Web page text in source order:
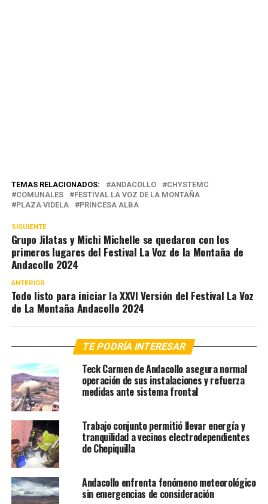
TEMAS RELACIONADOS: ANDACOLLO
CHYSTEMC
COMUNALES
FESTIVAL LA VOZ DE LA MONTAÑA
PLAZA VIDELA
PRINCESA ALBA
SIGUIENTE
Grupo Jilatas y Michi Michelle se quedaron con los
primeros lugares del Festival La Voz de la Montaña de
Andacollo 2024
ANTERIOR
Todo listo para iniciar la XXVI Versión del Festival La Voz
de La Montaña Andacollo 2024
TE PODRÍA INTERESAR
Teck Carmen de Andacollo asegura normal
operación de sus instalaciones y refuerza
medidas ante sistema frontal
Trabajo conjunto permitió llevar energía y
tranquilidad a vecinos electrodependientes
de Chepiquilla
Andacollo enfrenta fenómeno meteorológico
sin emergencias de consideración